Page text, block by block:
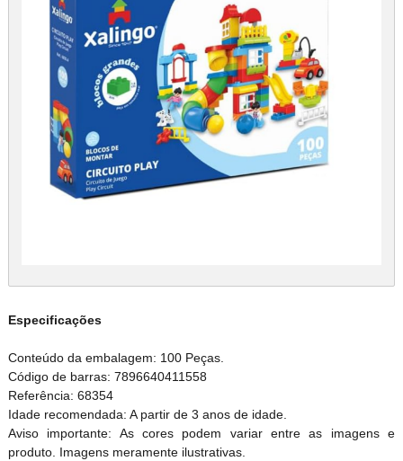
Especificações
Conteúdo da embalagem: 100 Peças.
Código de barras: 7896640411558
Referência: 68354
Idade recomendada: A partir de 3 anos de idade.
Aviso importante: As cores podem variar entre as imagens e
produto. Imagens meramente ilustrativas.